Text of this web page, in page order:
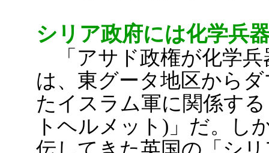
シリア政府には化学兵
「アサド政権が化学兵
は、東グータ地区から
たイスラム軍に関係す
トヘルメット)」だ。し